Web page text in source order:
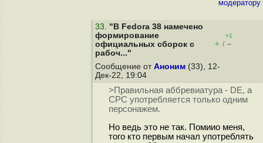
модератору
33. "В Fedora 38 намечено
формирование
официальных сборок с
рабоч..."
+1
+ / –
Сообщение от Аноним (33), 12-
Дек-22, 19:04
>Правильная аббревиатура - DE, а
СРС употребляется только одним
персонажем.
Но ведь это не так. Помиио меня,
того кто первым начал употреблять